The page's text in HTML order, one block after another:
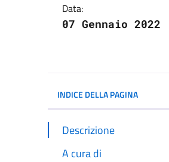
Data:
07 Gennaio 2022
INDICE DELLA PAGINA
Descrizione
A cura di